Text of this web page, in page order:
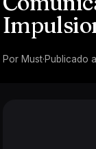
Por Must·Publicado a